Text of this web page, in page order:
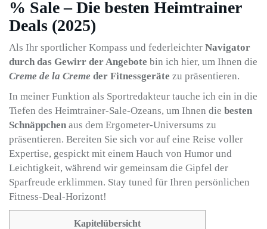
% Sale – Die besten Heimtrainer
Deals (2025)
Als Ihr sportlicher Kompass und federleichter Navigator
durch das Gewirr der Angebote bin ich hier, um Ihnen die
Creme de la Creme der Fitnessgeräte zu präsentieren.
In meiner Funktion als Sportredakteur tauche ich ein in die
Tiefen des Heimtrainer-Sale-Ozeans, um Ihnen die besten
Schnäppchen aus dem Ergometer-Universums zu
präsentieren. Bereiten Sie sich vor auf eine Reise voller
Expertise, gespickt mit einem Hauch von Humor und
Leichtigkeit, während wir gemeinsam die Gipfel der
Sparfreude erklimmen. Stay tuned für Ihren persönlichen
Fitness-Deal-Horizont!
Kapitelübersicht